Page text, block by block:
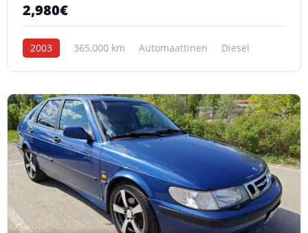
2,980€
2003 365,000 km Automaattinen Diesel